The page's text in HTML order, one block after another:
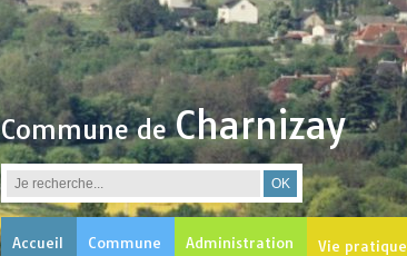
Commune deCharnizay
Accueil Commune Administration Vie pratique